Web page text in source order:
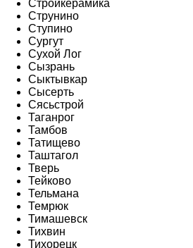
Стройкерамика
Струнино
Ступино
Сургут
Сухой Лог
Сызрань
Сыктывкар
Сысерть
Сясьстрой
Таганрог
Тамбов
Татищево
Таштагол
Тверь
Тейково
Тельмана
Темрюк
Тимашевск
Тихвин
Тихорецк